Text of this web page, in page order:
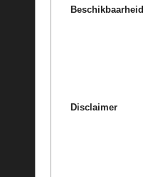
Beschikbaarheid
Disclaimer